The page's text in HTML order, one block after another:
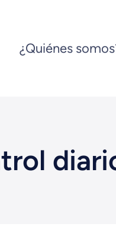
¿Quiénes